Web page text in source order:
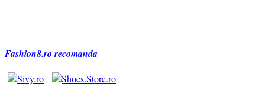
Fashion8.ro recomanda